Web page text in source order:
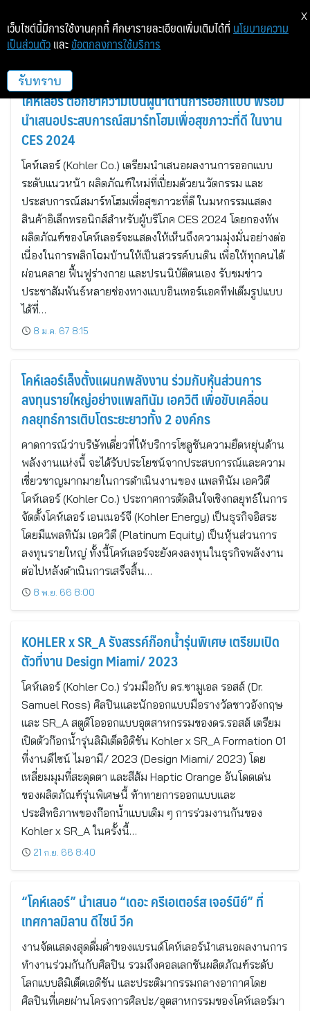
โคห์เลอร์, วิสคอนซิน
โคห์เลอร์ ตอกย้ำความเป็นผู้นำด้านการออกแบบ พร้อม
นำเสนอประสบการณ์สมาร์ทโฮมเพื่อสุขภาวะที่ดี ในงาน
CES 2024
โคห์เลอร์ (Kohler Co.) เตรียมนำเสนอผลงานการออกแบบ
ระดับแนวหน้า ผลิตภัณฑ์ใหม่ที่เปี่ยมด้วยนวัตกรรม และ
ประสบการณ์สมาร์ทโฮมเพื่อสุขภาวะที่ดี ในมหกรรมแสดง
สินค้าอิเล็กทรอนิกส์สำหรับผู้บริโภค CES 2024 โดยกองทัพ
ผลิตภัณฑ์ของโคห์เลอร์จะแสดงให้เห็นถึงความมุ่งมั่นอย่างต่อ
เนื่องในการพลิกโฉมบ้านให้เป็นสวรรค์บนดิน เพื่อให้ทุกคนได้
ผ่อนคลาย ฟื้นฟูร่างกาย และปรนนิบัติตนเอง รับชมข่าว
ประชาสัมพันธ์หลายช่องทางแบบอินเทอร์แอคทีฟเต็มรูปแบบ
ได้ที่…
8 ม.ค. 67 8:15
โคห์เลอร์เล็งตั้งแผนกพลังงาน ร่วมกับหุ้นส่วนการ
ลงทุนรายใหญ่อย่างแพลทินัม เอควิตี เพื่อขับเคลื่อน
กลยุทธ์การเติบโตระยะยาวทั้ง 2 องค์กร
คาดการณ์ว่าบริษัทเดี่ยวที่ให้บริการโซลูชันความยืดหยุ่นด้าน
พลังงานแห่งนี้ จะได้รับประโยชน์จากประสบการณ์และความ
เชี่ยวชาญมากมายในการดำเนินงานของ แพลทินัม เอควิตี
โคห์เลอร์ (Kohler Co.) ประกาศการตัดสินใจเชิงกลยุทธ์ในการ
จัดตั้งโคห์เลอร์ เอนเนอร์จี (Kohler Energy) เป็นธุรกิจอิสระ
โดยมีแพลทินัม เอควิตี (Platinum Equity) เป็นหุ้นส่วนการ
ลงทุนรายใหญ่ ทั้งนี้โคห์เลอร์จะยังคงลงทุนในธุรกิจพลังงาน
ต่อไปหลังดำเนินการเสร็จสิ้น…
8 พ.ย. 66 8:00
KOHLER x SR_A รังสรรค์ก๊อกน้ำรุ่นพิเศษ เตรียมเปิด
ตัวที่งาน Design Miami/ 2023
โคห์เลอร์ (Kohler Co.) ร่วมมือกับ ดร.ซามูเอล รอสส์ (Dr.
Samuel Ross) ศิลปินและนักออกแบบมือรางวัลชาวอังกฤษ
และ SR_A สตูดิโอออกแบบอุตสาหกรรมของดร.รอสส์ เตรียม
เปิดตัวก๊อกน้ำรุ่นลิมิเต็ดอิดิชัน Kohler x SR_A Formation 01
ที่งานดีไซน์ ไมอามี/ 2023 (Design Miami/ 2023) โดย
เหลี่ยมมุมที่สะดุดตา และสีส้ม Haptic Orange อันโดดเด่น
ของผลิตภัณฑ์รุ่นพิเศษนี้ ท้าทายการออกแบบและ
ประสิทธิภาพของก๊อกน้ำแบบเดิม ๆ การร่วมงานกันของ
Kohler x SR_A ในครั้งนี้…
21 ก.ย. 66 8:40
“โคห์เลอร์” นำเสนอ “เดอะ ครีเอเตอร์ส เจอร์นีย์” ที่
เทศกาลมิลาน ดีไซน์ วีค
งานจัดแสดงสุดดื่มด่ำของแบรนด์โคห์เลอร์นำเสนอผลงานการ
ทำงานร่วมกันกับศิลปิน รวมถึงคอลเลกชันผลิตภัณฑ์ระดับ
โลกแบบลิมิเต็ดเอดิชัน และประติมากรรมกลางอากาศโดย
ศิลปินที่เคยผ่านโครงการศิลปะ/อุตสาหกรรมของโคห์เลอร์มา
เว็บไซต์นี้มีการใช้งานคุกกี้ ศึกษารายละเอียดเพิ่มเติมได้ที่ นโยบายความ
เป็นส่วนตัว และ ข้อตกลงการใช้บริการ
รับทราบ
X